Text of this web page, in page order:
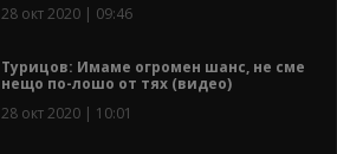
28 окт 2020 | 09:46
Турицов: Имаме огромен шанс, не сме
нещо по-лошо от тях (видео)
28 окт 2020 | 10:01